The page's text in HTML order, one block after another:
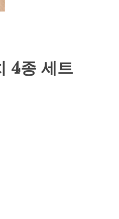
4종 세트